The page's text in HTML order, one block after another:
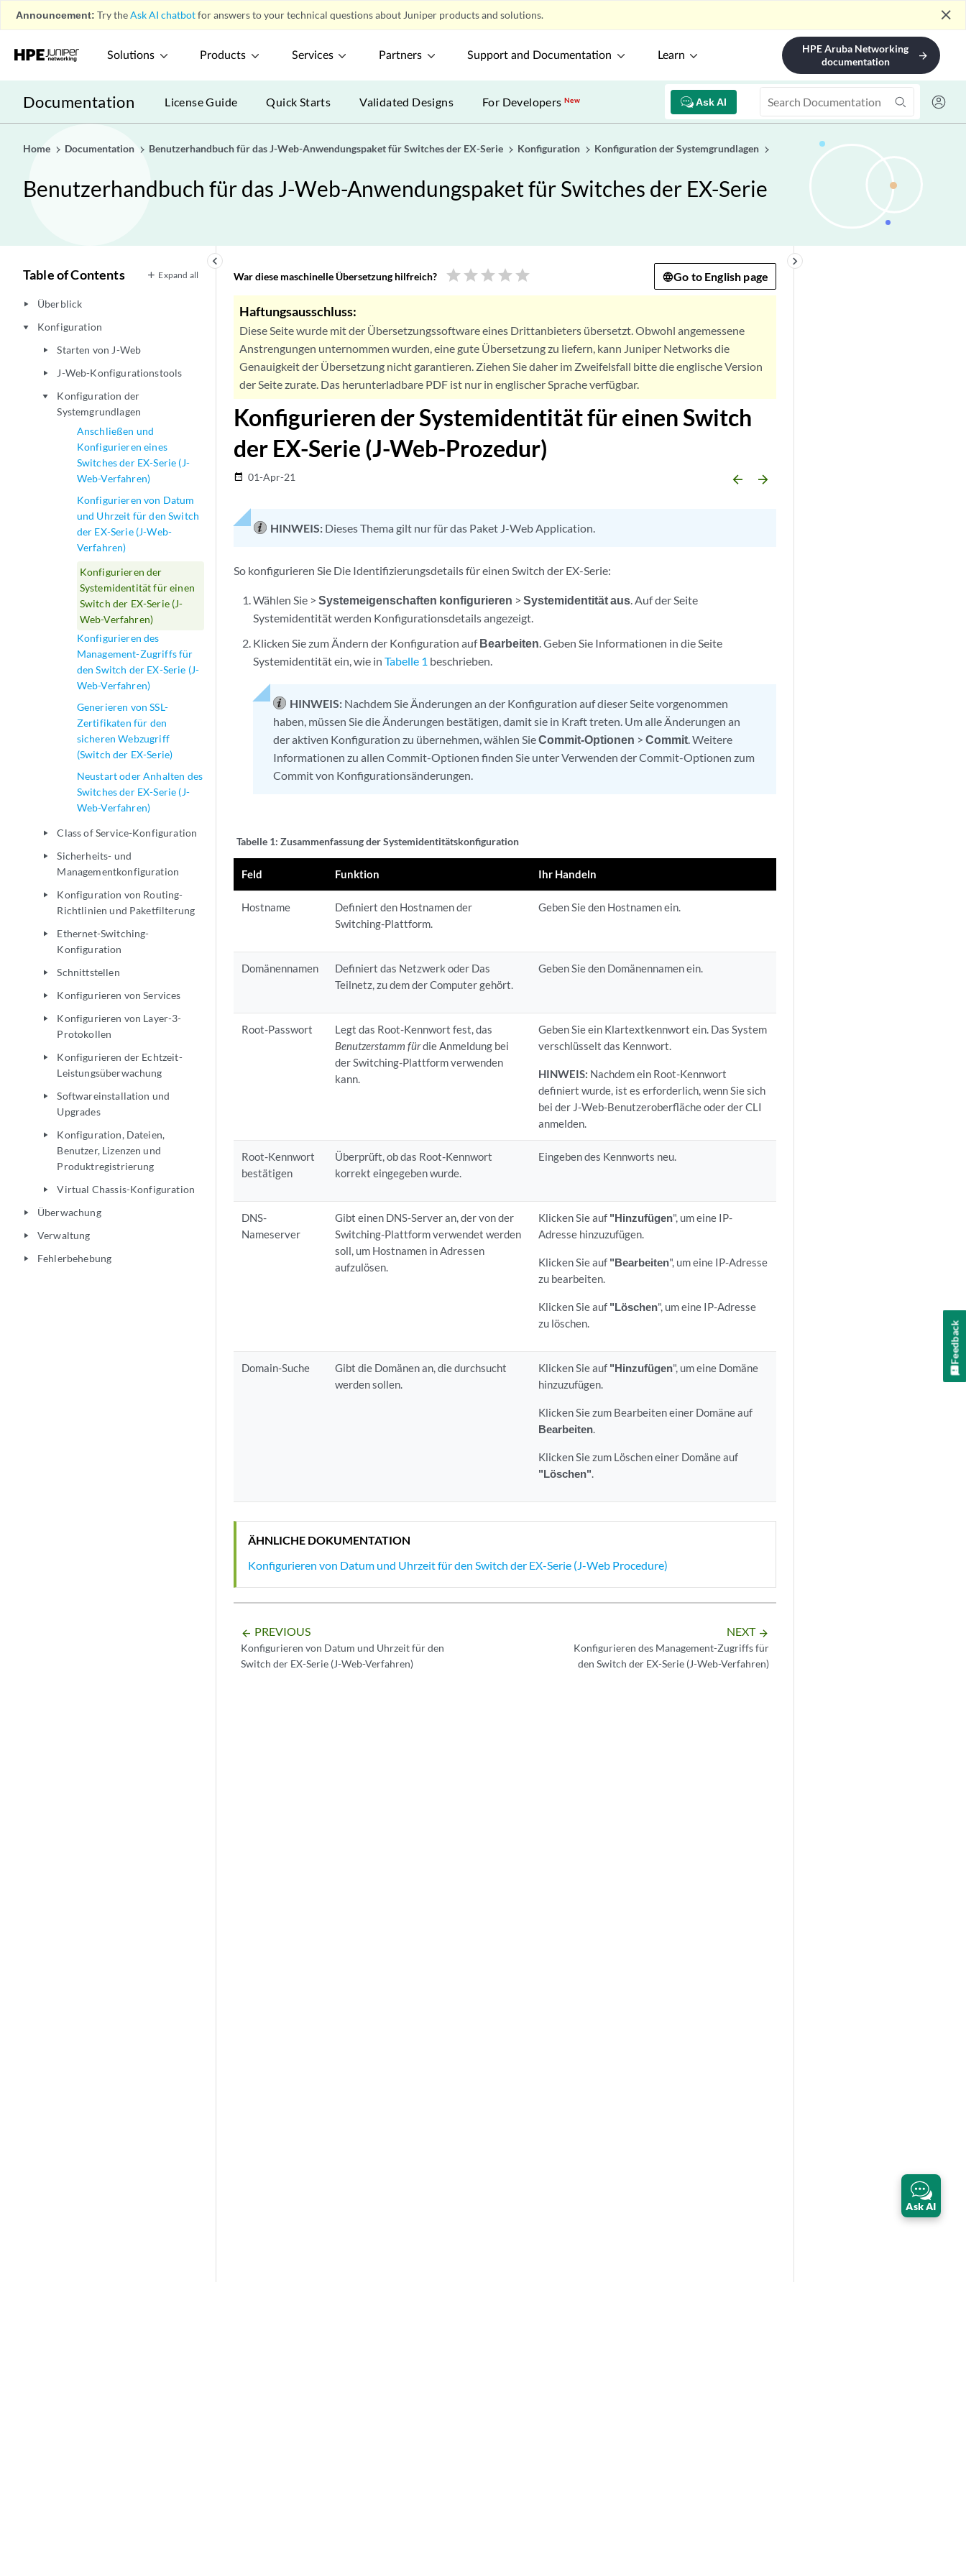
Announcement: Try theAsk AI chatbotfor answers to your technical questions about Juniper products and solutions. close
Solutions Products Services Partners Support and Documentation Learn
HPE Aruba Networking
documentation
arrow_forward
Documentation Ask AI
License Guide Quick Starts Validated Designs For DevelopersNew
Home Documentation Benutzerhandbuch für das J-Web-Anwendungspaket für Switches der EX-Serie Konfiguration Konfiguration der Systemgrundlagen
Benutzerhandbuch für das J-Web-Anwendungspaket für Switches der EX-Serie
keyboard_arrow_left
Table of Contents Expand all
play_arrow Überblick
play_arrow Konfiguration
play_arrow Starten von J-Web
play_arrow J-Web-Konfigurationstools
play_arrow
Konfiguration der
Systemgrundlagen
Anschließen und
Konfigurieren eines
Switches der EX-Serie (J-
Web-Verfahren)
Konfigurieren von Datum
und Uhrzeit für den Switch
der EX-Serie (J-Web-
Verfahren)
Konfigurieren der
Systemidentität für einen
Switch der EX-Serie (J-
Web-Verfahren)
Konfigurieren des
Management-Zugriffs für
den Switch der EX-Serie (J-
Web-Verfahren)
Generieren von SSL-
Zertifikaten für den
sicheren Webzugriff
(Switch der EX-Serie)
Neustart oder Anhalten des
Switches der EX-Serie (J-
Web-Verfahren)
play_arrow Class of Service-Konfiguration
play_arrow
Sicherheits- und
Managementkonfiguration
play_arrow
Konfiguration von Routing-
Richtlinien und Paketfilterung
play_arrow
Ethernet-Switching-
Konfiguration
play_arrow Schnittstellen
play_arrow Konfigurieren von Services
play_arrow
Konfigurieren von Layer-3-
Protokollen
play_arrow
Konfigurieren der Echtzeit-
Leistungsüberwachung
play_arrow
Softwareinstallation und
Upgrades
play_arrow
Konfiguration, Dateien,
Benutzer, Lizenzen und
Produktregistrierung
play_arrow Virtual Chassis-Konfiguration
play_arrow Überwachung
play_arrow Verwaltung
play_arrow Fehlerbehebung
keyboard_arrow_right
War diese maschinelle Übersetzung hilfreich? star star star star star Go to English page
Haftungsausschluss:
Diese Seite wurde mit der Übersetzungssoftware eines Drittanbieters übersetzt. Obwohl angemessene
Anstrengungen unternommen wurden, eine gute Übersetzung zu liefern, kann Juniper Networks die
Genauigkeit der Übersetzung nicht garantieren. Ziehen Sie daher im Zweifelsfall bitte die englische Version
der Seite zurate. Das herunterladbare PDF ist nur in englischer Sprache verfügbar.
Konfigurieren der Systemidentität für einen Switch
der EX-Serie (J-Web-Prozedur)
date_range 01-Apr-21 arrow_backward arrow_forward
HINWEIS: Dieses Thema gilt nur für das Paket J-Web Application.
So konfigurieren Sie Die Identifizierungsdetails für einen Switch der EX-Serie:
Wählen Sie >Systemeigenschaften konfigurieren >Systemidentität aus. Auf der Seite
Systemidentität werden Konfigurationsdetails angezeigt.
Klicken Sie zum Ändern der Konfiguration aufBearbeiten. Geben Sie Informationen in die Seite
Systemidentität ein, wie inTabelle 1 beschrieben.
HINWEIS: Nachdem Sie Änderungen an der Konfiguration auf dieser Seite vorgenommen
haben, müssen Sie die Änderungen bestätigen, damit sie in Kraft treten. Um alle Änderungen an
der aktiven Konfiguration zu übernehmen, wählen SieCommit-Optionen >Commit. Weitere
Informationen zu allen Commit-Optionen finden Sie unter Verwenden der Commit-Optionen zum
Commit von Konfigurationsänderungen.
Tabelle 1: Zusammenfassung der Systemidentitätskonfiguration
Feld Funktion Ihr Handeln
Hostname
Definiert den Hostnamen der
Switching-Plattform.
Geben Sie den Hostnamen ein.
Domänennamen
Definiert das Netzwerk oder Das
Teilnetz, zu dem der Computer gehört.
Geben Sie den Domänennamen ein.
Root-Passwort
Legt das Root-Kennwort fest, das
Benutzerstamm fürdie Anmeldung bei
der Switching-Plattform verwenden
kann.
Geben Sie ein Klartextkennwort ein. Das System
verschlüsselt das Kennwort.
HINWEIS: Nachdem ein Root-Kennwort
definiert wurde, ist es erforderlich, wenn Sie sich
bei der J-Web-Benutzeroberfläche oder der CLI
anmelden.
Root-Kennwort
bestätigen
Überprüft, ob das Root-Kennwort
korrekt eingegeben wurde.
Eingeben des Kennworts neu.
DNS-
Nameserver
Gibt einen DNS-Server an, der von der
Switching-Plattform verwendet werden
soll, um Hostnamen in Adressen
aufzulösen.
Klicken Sie auf "Hinzufügen", um eine IP-
Adresse hinzuzufügen.
Klicken Sie auf "Bearbeiten", um eine IP-Adresse
zu bearbeiten.
Klicken Sie auf "Löschen", um eine IP-Adresse
zu löschen.
Domain-Suche
Gibt die Domänen an, die durchsucht
werden sollen.
Klicken Sie auf "Hinzufügen", um eine Domäne
hinzuzufügen.
Klicken Sie zum Bearbeiten einer Domäne auf
Bearbeiten.
Klicken Sie zum Löschen einer Domäne auf
"Löschen".
ÄHNLICHE DOKUMENTATION
Konfigurieren von Datum und Uhrzeit für den Switch der EX-Serie (J-Web Procedure)
arrow_backward PREVIOUS
Konfigurieren von Datum und Uhrzeit für den
Switch der EX-Serie (J-Web-Verfahren)
NEXT arrow_forward
Konfigurieren des Management-Zugriffs für
den Switch der EX-Serie (J-Web-Verfahren)
Ask AI
Feedback